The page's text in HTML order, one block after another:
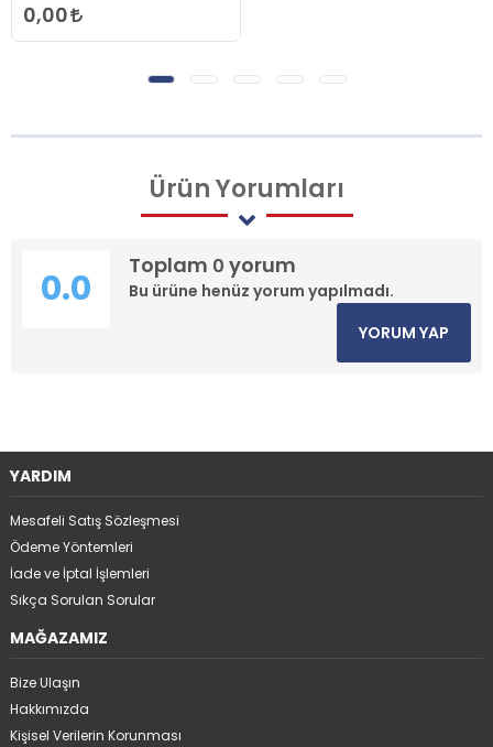
0,00
ÜrünYorumları
Toplam 0 yorum
Bu ürüne henüz yorum yapılmadı.
0.0
YORUM YAP
YARDIM
Mesafeli Satış Sözleşmesi
Ödeme Yöntemleri
İade ve İptal İşlemleri
Sıkça Sorulan Sorular
MAĞAZAMIZ
Bize Ulaşın
Hakkımızda
Kişisel Verilerin Korunması